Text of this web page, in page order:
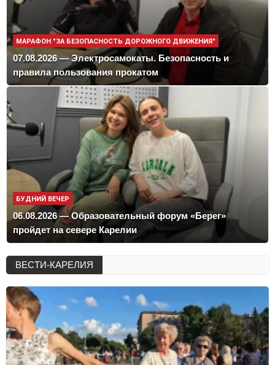
МАРАФОН "ЗА БЕЗОПАСНОСТЬ ДОРОЖНОГО ДВИЖЕНИЯ"
07.08.2026 — Электросамокаты. Безопасность и
правила пользования прокатом
БУДНИЙ ВЕЧЕР
06.08.2026 — Образовательный форум «Берег»
пройдет на севере Карелии
ВЕСТИ-КАРЕЛИЯ